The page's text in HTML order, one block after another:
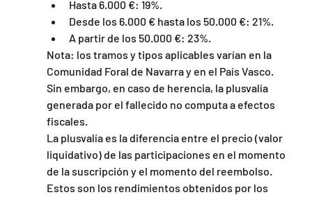
Hasta 6.000 €: 19%.
Desde los 6.000 € hasta los 50.000 €: 21%.
A partir de los 50.000 €: 23%.
Nota: los tramos y tipos aplicables varían en la
Comunidad Foral de Navarra y en el País Vasco.
Sin embargo, en caso de herencia, la plusvalía
generada por el fallecido no computa a efectos
fiscales.
La plusvalía es la diferencia entre el precio (valor
liquidativo) de las participaciones en el momento
de la suscripción y el momento del reembolso.
Estos son los rendimientos obtenidos por los